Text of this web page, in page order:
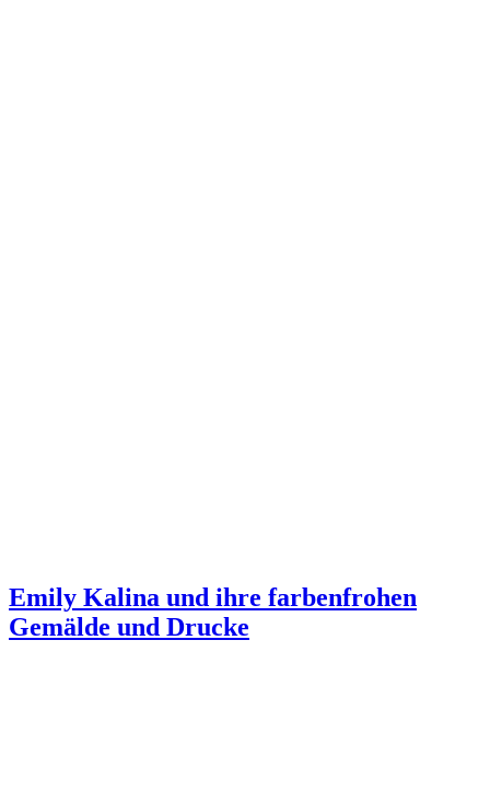
Emily Kalina und ihre farbenfrohen
Gemälde und Drucke